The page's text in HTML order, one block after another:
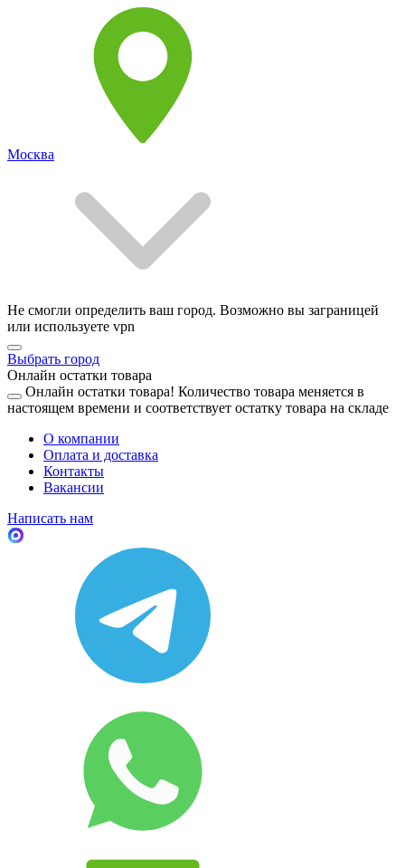
Москва
Не смогли определить ваш город. Возможно вы заграницей
или используете vpn
Выбрать город
Онлайн остатки товара
Онлайн остатки товара! Количество товара меняется в
настоящем времени и соответствует остатку товара на складе
О компании
Оплата и доставка
Контакты
Вакансии
Написать нам